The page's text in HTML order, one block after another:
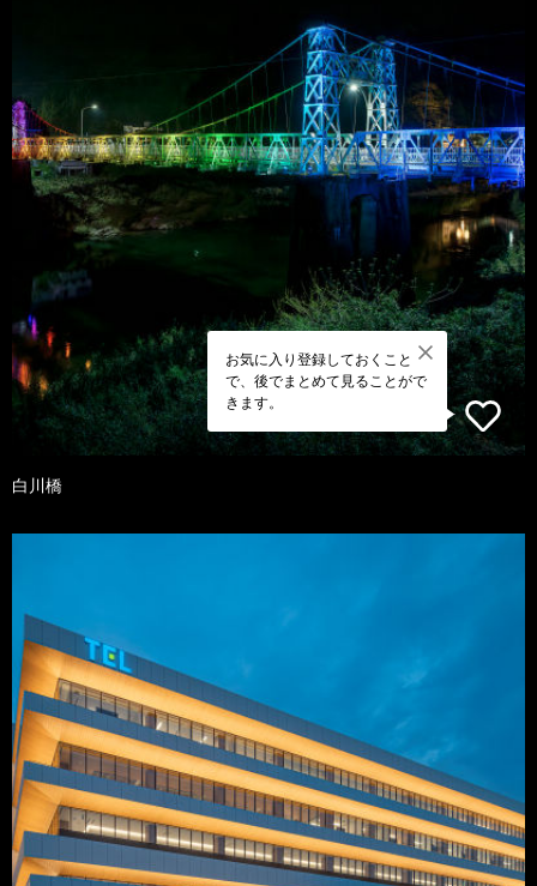
お気に入り登録しておくこと
で、後でまとめて見ることがで
きます。
白川橋